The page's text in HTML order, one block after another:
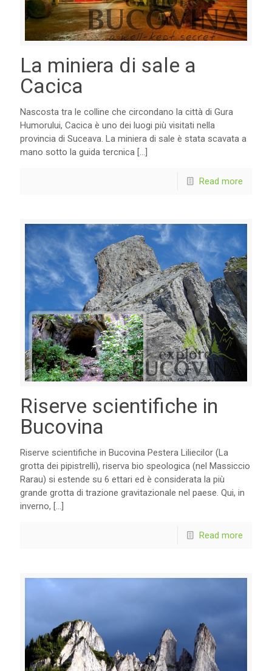
La miniera di sale a
Cacica
Nascosta tra le colline che circondano la città di Gura
Humorului, Cacica è uno dei luogi più visitati nella
provincia di Suceava. La miniera di sale è stata scavata a
mano sotto la guida tercnica […]
Read more
Riserve scientifiche in
Bucovina
Riserve scientifiche in Bucovina Pestera Liliecilor (La
grotta dei pipistrelli), riserva bio speologica (nel Massiccio
Rarau) si estende su 6 ettari ed è considerata la più
grande grotta di trazione gravitazionale nel paese. Qui, in
inverno, […]
Read more